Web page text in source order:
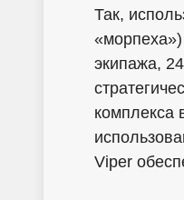
Так,
экипажа,
комплекса
Viper